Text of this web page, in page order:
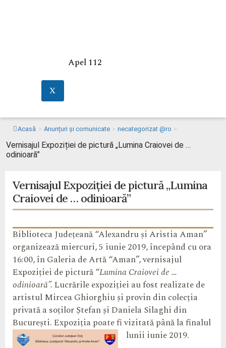
Apel 112
X
Acasă > Anunțuri și comunicate > necategorizat @ro >
Vernisajul Expoziției de pictură „Lumina Craiovei de …
odinioară”
Vernisajul Expoziției de pictură „Lumina
Craiovei de … odinioară”
Biblioteca Județeană “Alexandru și Aristia Aman”
organizează miercuri, 5 iunie 2019, începând cu ora
16:00, în Galeria de Artă “Aman”, vernisajul
Expoziției de pictură “Lumina Craiovei de …
odinioară”.Lucrările expoziției au fost realizate de
artistul Mircea Ghiorghiu și provin din colecția
privată a soților Ștefan și Daniela Silaghi din
București. Expoziția poate fi vizitată până la finalul
lunii iunie 2019.